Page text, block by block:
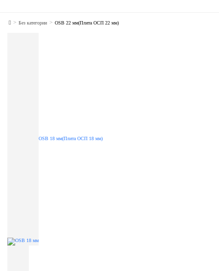
> Без категории > OSB 22 мм(Плита ОСП 22 мм)
OSB 18 мм(Плита ОСП 18 мм)